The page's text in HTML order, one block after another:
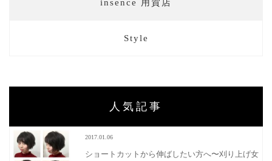
insence 用賀店
Style
人気記事
2017.01.06
ショートカットから伸ばしたい方へ〜刈り上げ女